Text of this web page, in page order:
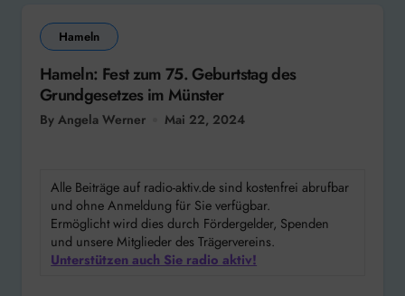
Hameln
Hameln: Fest zum 75. Geburtstag des
Grundgesetzes im Münster
By Angela Werner Mai 22, 2024
Alle Beiträge auf radio-aktiv.de sind kostenfrei abrufbar
und ohne Anmeldung für Sie verfügbar.
Ermöglicht wird dies durch Fördergelder, Spenden
und unsere Mitglieder des Trägervereins.
Unterstützen auch Sie radio aktiv!